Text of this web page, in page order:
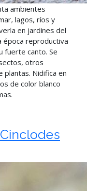
ambientes
lagos, ríos y
en jardines del
época reproductiva
fuerte canto. Se
otros
Nidifica en
de color blanco